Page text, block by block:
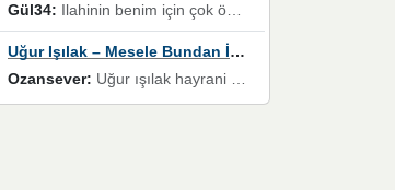
Gül34: Ilahinin benim için çok özel bir yeri var İlk çıktığında komşum ne kadar yüksek sesle dinliyorsa orada duymuştum ve YouTube'dan aratıp Bu ilahiyi bulmuştum ve sonra müdavimi oldum günlük Ben de 3-5 kere dinleyip ezberleyip artık ilahiye bende eşlik ediyorum yüksek sesle Allah razı olsun hizmet nimettir Rabbim sizin zahmetlerinize de hayırlı nimetler versin Selam ve dua ile Allah'a emanet olun
Uğur Işılak – Mesele Bundan İbaret
Ozansever: Uğur ışılak hayrani olarak eski yeni tüm eserlerini keyifle huzurla dinleyenlerden birisiyim, emeğine saygı duyan gönül veren bunu en güzel şekilde sevenlerine ulaştıran siz değerli sayfa yöneticilerine de teşekkür ederim